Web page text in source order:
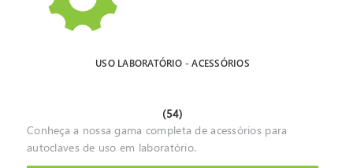
USO LABORATÓRIO - ACESSÓRIOS
(54)
Conheça a nossa gama completa de acessórios para
autoclaves de uso em laboratório.